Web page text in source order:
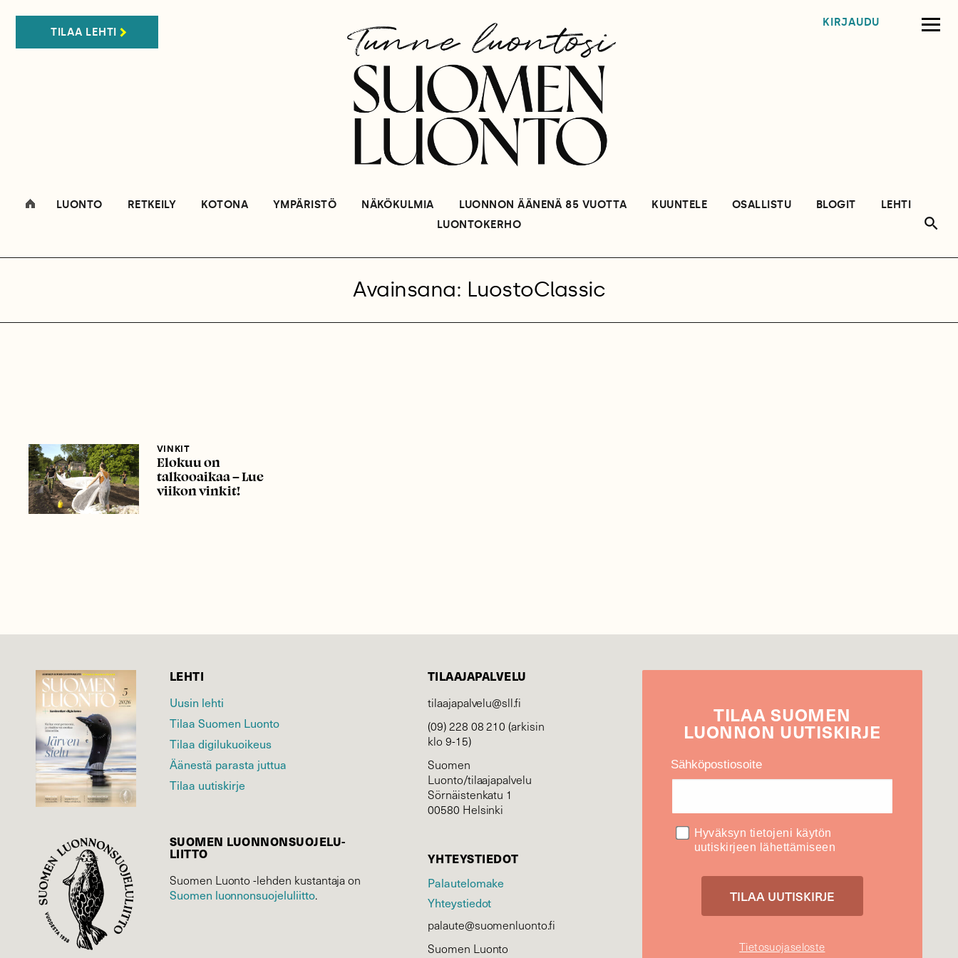
TILAA LEHTI
KIRJAUDU
LUONTO RETKEILY KOTONA YMPÄRISTÖ NÄKÖKULMIA LUONNON ÄÄNENÄ 85 VUOTTA KUUNTELE OSALLISTU BLOGIT
LEHTI
LUONTOKERHO
Avainsana: LuostoClassic
VINKIT
Elokuu on
talkooaikaa – Lue
viikon vinkit!
LEHTI
Uusin lehti
Tilaa Suomen Luonto
Tilaa digilukuoikeus
Äänestä parasta juttua
Tilaa uutiskirje
SUOMEN LUONNON­SUOJELU­
LIITTO
Suomen Luonto -lehden kustantaja on
Suomen luonnonsuojelu­liitto.
TILAAJAPALVELU
tilaajapalvelu@sll.fi
(09) 228 08 210 (arkisin
klo 9-15)
Suomen
Luonto/tilaajapalvelu
Sörnäistenkatu 1
00580 Helsinki
YHTEYSTIEDOT
Palautelomake
Yhteystiedot
palaute@suomenluonto.fi
Suomen Luonto
TILAASUOMEN
LUONNON UUTIS­KIRJE
Sähköpostiosoite
Hyväksyn tietojeni käytön
uutiskirjeen lähettämiseen
Tietosuojaseloste